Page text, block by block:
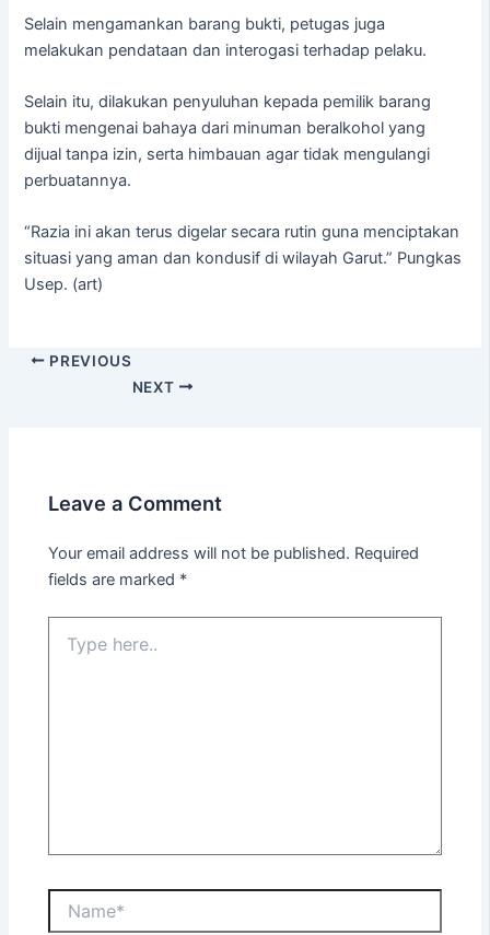
Selain mengamankan barang bukti, petugas juga
melakukan pendataan dan interogasi terhadap pelaku.
Selain itu, dilakukan penyuluhan kepada pemilik barang
bukti mengenai bahaya dari minuman beralkohol yang
dijual tanpa izin, serta himbauan agar tidak mengulangi
perbuatannya.
“Razia ini akan terus digelar secara rutin guna menciptakan
situasi yang aman dan kondusif di wilayah Garut.” Pungkas
Usep. (art)
PREVIOUS
NEXT
Leave a Comment
Your email address will not be published. Required
fields are marked *
here..